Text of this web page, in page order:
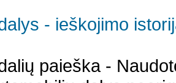
- ieškojimo
paieška -